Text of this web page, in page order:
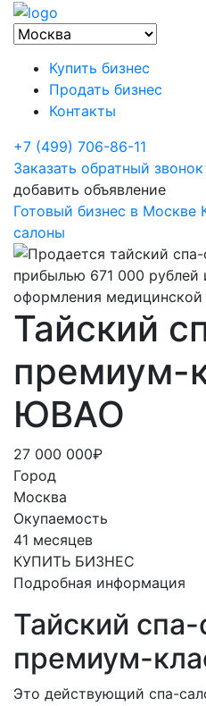
Купить бизнес
Продать бизнес
Контакты
+7 (499) 706-86-11
Заказать обратный звонок
добавить объявление
Готовый бизнес в Москве
салоны
Тайский
премиум-
ЮВАО
27 000 000₽
Город
Москва
Окупаемость
41 месяцев
КУПИТЬ БИЗНЕС
Подробная информация
Тайский спа-
премиум-
Это действующий спа-